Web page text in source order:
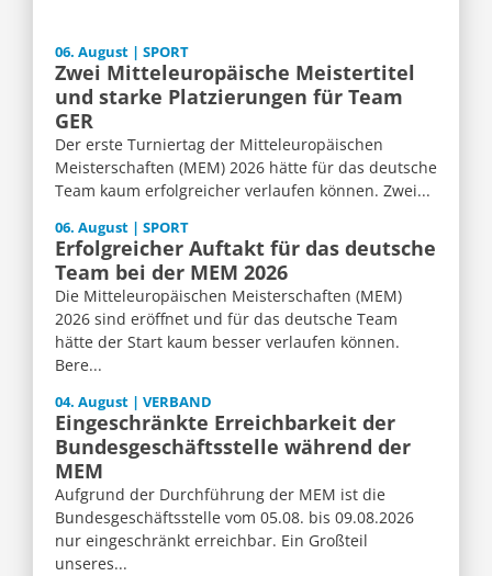
06. August | SPORT
Zwei Mitteleuropäische Meistertitel
und starke Platzierungen für Team
GER
Der erste Turniertag der Mitteleuropäischen
Meisterschaften (MEM) 2026 hätte für das deutsche
Team kaum erfolgreicher verlaufen können. Zwei...
06. August | SPORT
Erfolgreicher Auftakt für das deutsche
Team bei der MEM 2026
Die Mitteleuropäischen Meisterschaften (MEM)
2026 sind eröffnet und für das deutsche Team
hätte der Start kaum besser verlaufen können.
Bere...
04. August | VERBAND
Eingeschränkte Erreichbarkeit der
Bundesgeschäftsstelle während der
MEM
Aufgrund der Durchführung der MEM ist die
Bundesgeschäftsstelle vom 05.08. bis 09.08.2026
nur eingeschränkt erreichbar. Ein Großteil
unseres...